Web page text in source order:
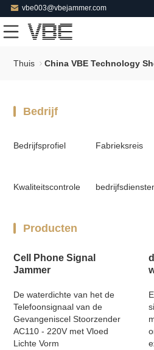
vbe003@vbejammer.com
Thuis China VBE Technology
Bedrijf
Bedrijfsprofiel Fabrieksreis
Kwaliteitscontrole
Producten
Cell Phone Signal
Jammer
De waterdichte van het de
Telefoonsignaal van de
Gevangeniscel Stoorzender
AC110 - 220V met Vloed
Lichte Vorm